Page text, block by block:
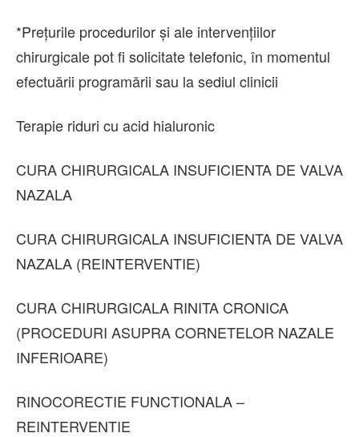
*Prețurile procedurilor și ale intervențiilor
chirurgicale pot fi solicitate telefonic, în momentul
efectuării programării sau la sediul clinicii
Terapie riduri cu acid hialuronic
CURA CHIRURGICALA INSUFICIENTA DE VALVA
NAZALA
CURA CHIRURGICALA INSUFICIENTA DE VALVA
NAZALA (REINTERVENTIE)
CURA CHIRURGICALA RINITA CRONICA
(PROCEDURI ASUPRA CORNETELOR NAZALE
INFERIOARE)
RINOCORECTIE FUNCTIONALA –
REINTERVENTIE